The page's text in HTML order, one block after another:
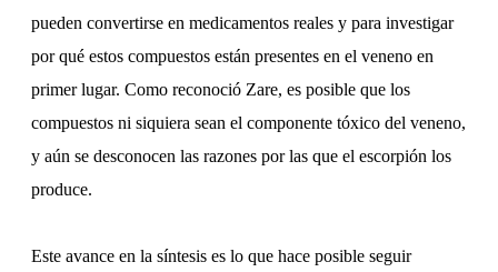
pueden convertirse en medicamentos reales y para investigar
por qué estos compuestos están presentes en el veneno en
primer lugar. Como reconoció Zare, es posible que los
compuestos ni siquiera sean el componente tóxico del veneno,
y aún se desconocen las razones por las que el escorpión los
produce.
Este avance en la síntesis es lo que hace posible seguir